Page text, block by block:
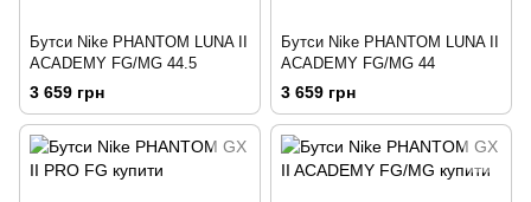
Бутси Nike PHANTOM LUNA II
ACADEMY FG/MG 44.5
3 659 грн
Бутси Nike PHANTOM LUNA II
ACADEMY FG/MG 44
3 659 грн